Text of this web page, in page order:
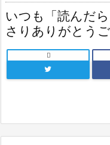
いつも「読んだ
さりありがとう
